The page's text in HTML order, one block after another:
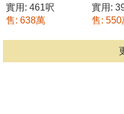
實用: 461呎
售: 638萬
實用:
售: 550